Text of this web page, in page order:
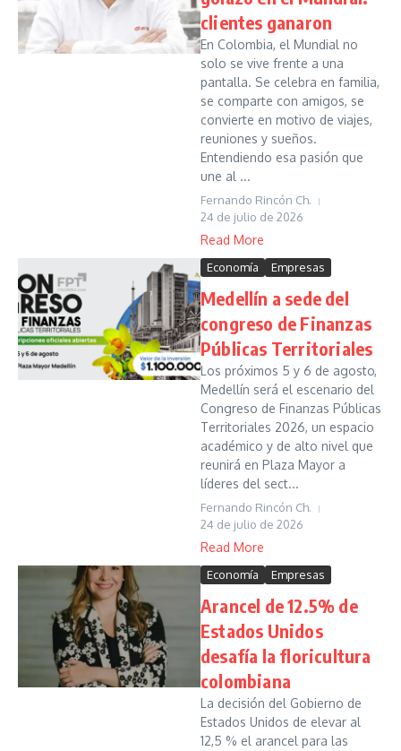
clientes ganaron
En Colombia, el Mundial no
solo se vive frente a una
pantalla. Se celebra en familia,
se comparte con amigos, se
convierte en motivo de viajes,
reuniones y sueños.
Entendiendo esa pasión que
une al ...
Fernando Rincón Ch.
24 de julio de 2026
Read More
Economía Empresas
Medellín a sede del
congreso de Finanzas
Públicas Territoriales
Los próximos 5 y 6 de agosto,
Medellín será el escenario del
Congreso de Finanzas Públicas
Territoriales 2026, un espacio
académico y de alto nivel que
reunirá en Plaza Mayor a
líderes del sect...
Fernando Rincón Ch.
24 de julio de 2026
Read More
Economía Empresas
Arancel de 12.5% de
Estados Unidos
desafía la floricultura
colombiana
La decisión del Gobierno de
Estados Unidos de elevar al
12,5 % el arancel para las